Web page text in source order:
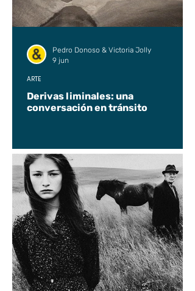
Derivas liminales: una
conversación en tránsito
ARTE
Pedro Donoso & Victoria Jolly
9 jun